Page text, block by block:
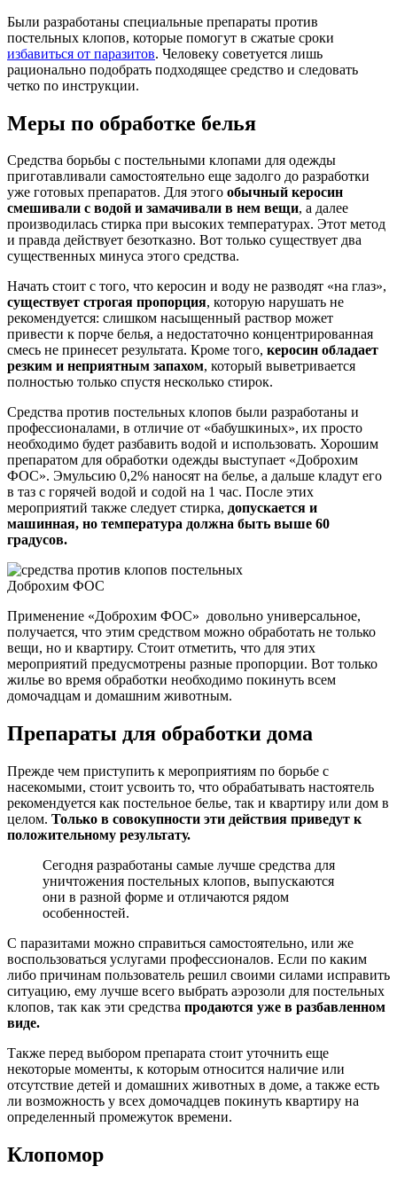
Были разработаны специальные препараты против
постельных клопов, которые помогут в сжатые сроки
избавиться от паразитов. Человеку советуется лишь
рационально подобрать подходящее средство и следовать
четко по инструкции.
Меры по обработке белья
Средства борьбы с постельными клопами для одежды
приготавливали самостоятельно еще задолго до разработки
уже готовых препаратов. Для этого обычный керосин
смешивали с водой и замачивали в нем вещи, а далее
производилась стирка при высоких температурах. Этот метод
и правда действует безотказно. Вот только существует два
существенных минуса этого средства.
Начать стоит с того, что керосин и воду не разводят «на глаз»,
существует строгая пропорция, которую нарушать не
рекомендуется: слишком насыщенный раствор может
привести к порче белья, а недостаточно концентрированная
смесь не принесет результата. Кроме того, керосин обладает
резким и неприятным запахом, который выветривается
полностью только спустя несколько стирок.
Средства против постельных клопов были разработаны и
профессионалами, в отличие от «бабушкиных», их просто
необходимо будет разбавить водой и использовать. Хорошим
препаратом для обработки одежды выступает «Доброхим
ФОС». Эмульсию 0,2% наносят на белье, а дальше кладут его
в таз с горячей водой и содой на 1 час. После этих
мероприятий также следует стирка, допускается и
машинная, но температура должна быть выше 60
градусов.
Доброхим ФОС
Применение «Доброхим ФОС» довольно универсальное,
получается, что этим средством можно обработать не только
вещи, но и квартиру. Стоит отметить, что для этих
мероприятий предусмотрены разные пропорции. Вот только
жилье во время обработки необходимо покинуть всем
домочадцам и домашним животным.
Препараты для обработки дома
Прежде чем приступить к мероприятиям по борьбе с
насекомыми, стоит усвоить то, что обрабатывать настоятель
рекомендуется как постельное белье, так и квартиру или дом в
целом. Только в совокупности эти действия приведут к
положительному результату.
Сегодня разработаны самые лучше средства для
уничтожения постельных клопов, выпускаются
они в разной форме и отличаются рядом
особенностей.
С паразитами можно справиться самостоятельно, или же
воспользоваться услугами профессионалов. Если по каким
либо причинам пользователь решил своими силами исправить
ситуацию, ему лучше всего выбрать аэрозоли для постельных
клопов, так как эти средства продаются уже в разбавленном
виде.
Также перед выбором препарата стоит уточнить еще
некоторые моменты, к которым относится наличие или
отсутствие детей и домашних животных в доме, а также есть
ли возможность у всех домочадцев покинуть квартиру на
определенный промежуток времени.
Клопомор